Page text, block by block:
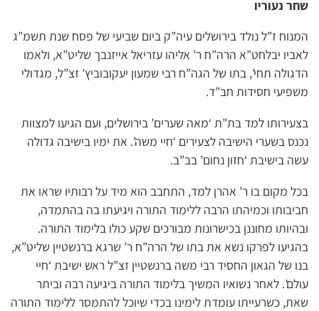
שחר נעוריו
המנוח ז”ל נולד בירושלים עיה”ק ביום שביעי של פסח שנת תשמ”ג
לאביו יבלחט”א הרה”ח ר’ אליהו עזריאל אייזנבך שליט”א, ולאמו
הדגולה תחי’, בתו של הגה”ח רבי שמעון יעקובוביץ’ זצ”ל, מגדולי
משפיעי חסידות חב”ד.
בצעירותו למד בת”ת ‘מאה שערים’ בירושלים, ועם הגיעו למצוות
נכנס בשערי הישיבה לצעירים ‘חיי משה’. את ימיו בישיבה גדולה
עשה בישיבת ‘חזון נחום’ בב”ב.
בכל מקום בו ר’ אהרן למד, התחבב הוא מיד על רבותיו שראו את
חביבותו וכמיהתו הרבה ללימוד התורה ויגיעתו בה בהתמדה,
ובהיותו מחוננן בכישרונות מבורכים שקע כולו בלימוד התורה.
בהגיעו לפרקו נשא את בתו של הרה”ח ר’ שרגא ברנשטיין שליט”א,
בנו של הגאון החסיד רבי משה ברנשטיין זצ”ל ראש ישיבת ‘חיי
עולם’. לאחר נשואיו המשיך בלימוד התורה ביגיעה רבה וביתר
שאת, כשרעייתו עומדת לימינו בכדי שיוכל להתמסר ללימוד התורה